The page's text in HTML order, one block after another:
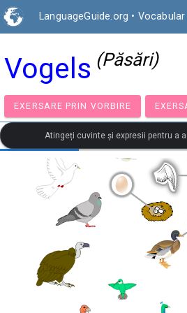
LanguageGuide.org •
Vogels (Păsări)
EXERSARE PRIN VORBIRE
Atingeți cuvinte și expresii pentru a